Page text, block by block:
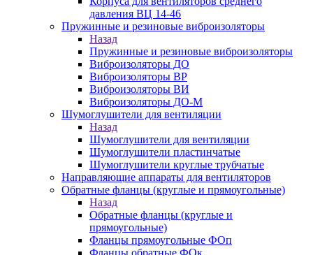
давления ВЦ 14-46
Пружинные и резиновые виброизоляторы
Назад
Пружинные и резиновые виброизоляторы
Виброизоляторы ДО
Виброизоляторы ВР
Виброизоляторы ВИ
Виброизоляторы ДО-М
Шумоглушители для вентиляции
Назад
Шумоглушители для вентиляции
Шумоглушители пластинчатые
Шумоглушители круглые трубчатые
Направляющие аппараты для вентиляторов
Обратные фланцы (круглые и прямоугольные)
Назад
Обратные фланцы (круглые и
прямоугольные)
Фланцы прямоугольные ФОп
Фланцы обратные ФОк